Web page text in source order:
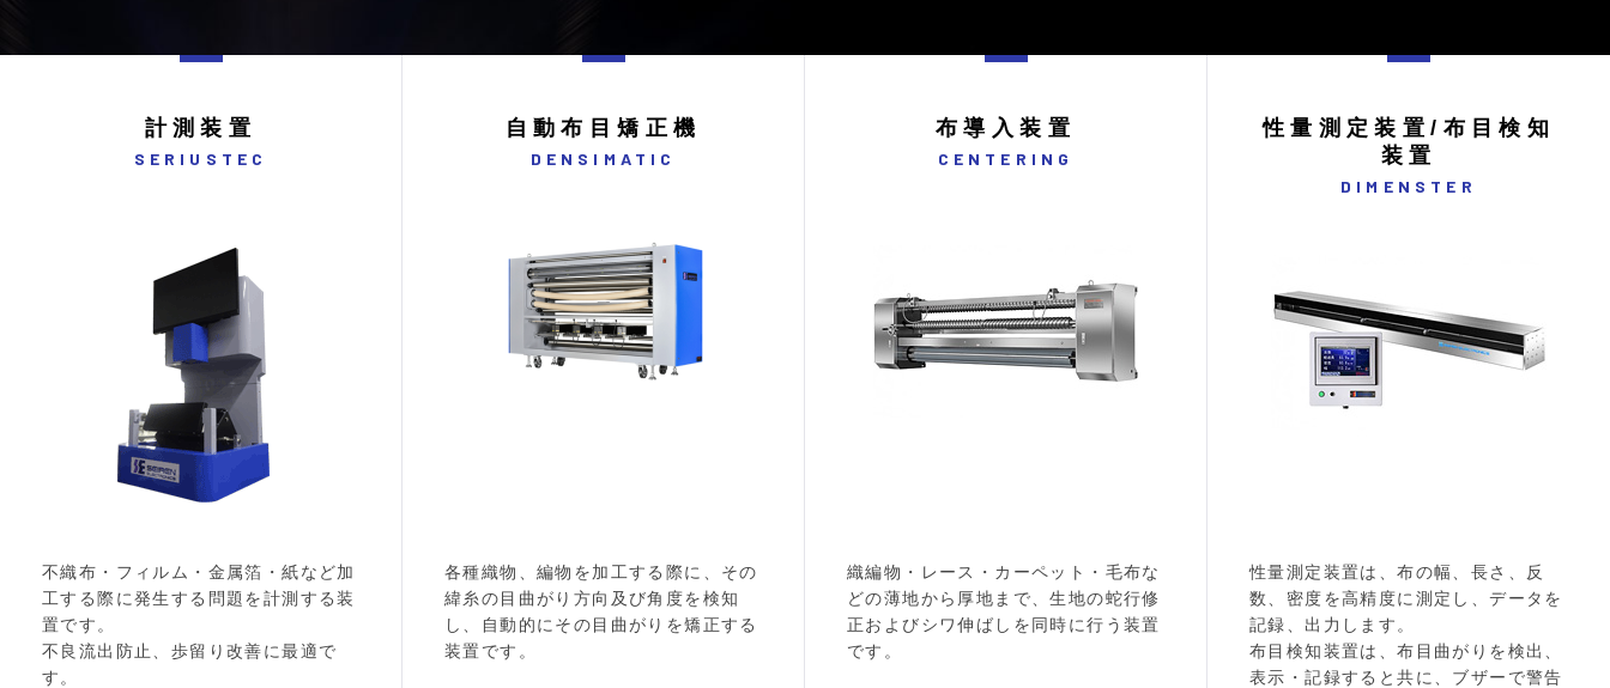
計測装置
SERIUSTEC
不織布・フィルム・金属箔・紙など加
工する際に発生する問題を計測する装
置です。
不良流出防止、歩留り改善に最適で
す。
自動布目矯正機
DENSIMATIC
各種織物、編物を加工する際に、その
緯糸の目曲がり方向及び角度を検知
し、自動的にその目曲がりを矯正する
装置です。
布導入装置
CENTERING
織編物・レース・カーペット・毛布な
どの薄地から厚地まで、生地の蛇行修
正およびシワ伸ばしを同時に行う装置
です。
性量測定装置/布目検知
装置
DIMENSTER
性量測定装置は、布の幅、長さ、反
数、密度を高精度に測定し、データを
記録、出力します。
布目検知装置は、布目曲がりを検出、
表示・記録すると共に、ブザーで警告